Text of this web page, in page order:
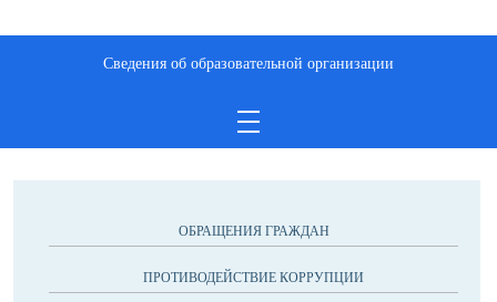
Готов ли ребёнок к школе?
ОБРАЩЕНИЯ ГРАЖДАН
ПРОТИВОДЕЙСТВИЕ КОРРУПЦИИ
Сведения об образовательной организации